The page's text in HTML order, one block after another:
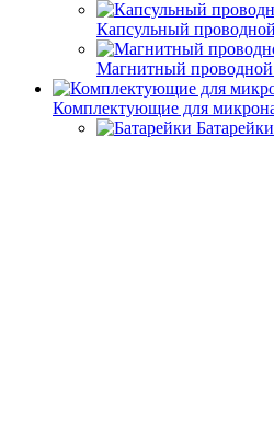
Капсульный
Магнитный
Комплектующие для
Батарейки